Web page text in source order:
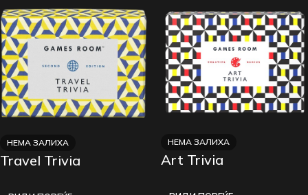
НЕМА ЗАЛИХА
Travel Trivia
НЕМА ЗАЛИХА
Art Trivia